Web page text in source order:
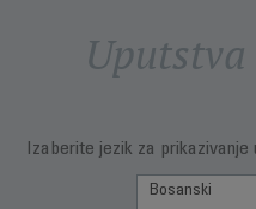
Izaberite jezik za